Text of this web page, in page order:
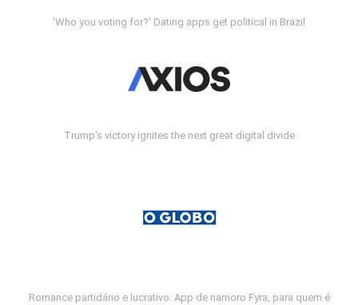
'Who you voting for?' Dating apps get political in Brazil
Trump's victory ignites the next great digital divide
Romance partidário e lucrativo: App de namoro Fyra, para quem é